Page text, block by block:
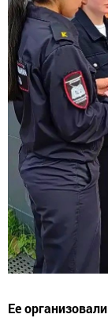
Ее